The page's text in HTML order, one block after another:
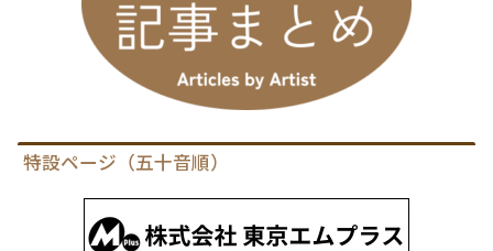
特設ページ（五十音順）